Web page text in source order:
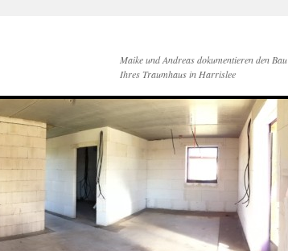
Maike und Andreas dokumentieren den Bau
Ihres Traumhaus in Harrislee